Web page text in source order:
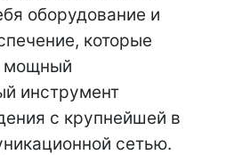
оборудование и
которые
мощный
инструмент
с крупнейшей в
сетью.